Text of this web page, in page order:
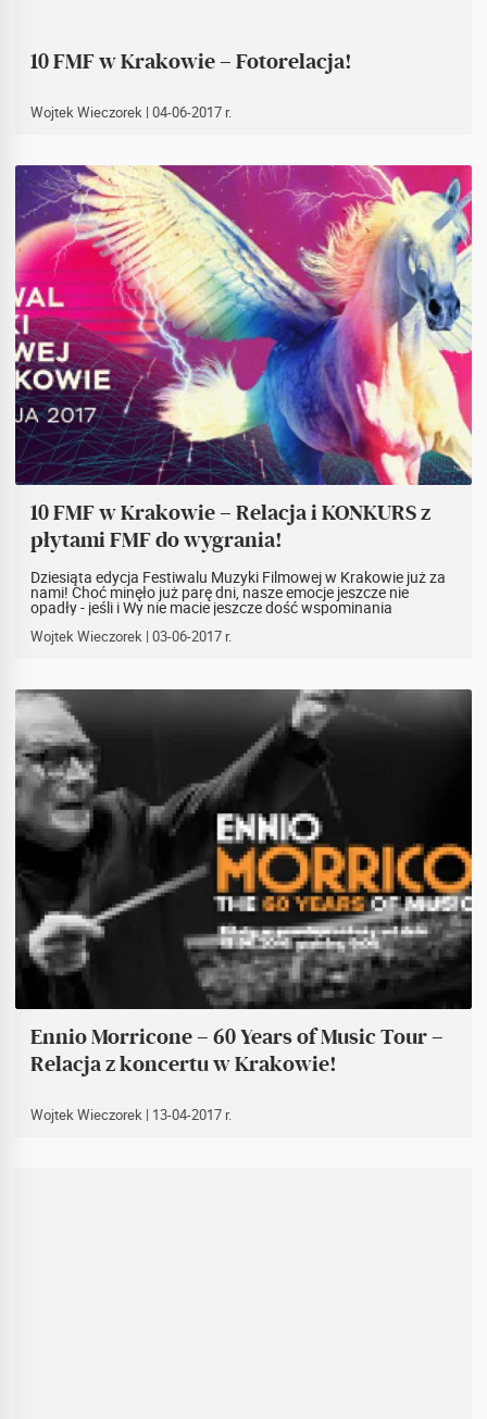
10 FMF w Krakowie – Fotorelacja!
Wojtek Wieczorek | 04-06-2017 r.
10 FMF w Krakowie – Relacja i KONKURS z
płytami FMF do wygrania!
Dziesiąta edycja Festiwalu Muzyki Filmowej w Krakowie już za
nami! Choć minęło już parę dni, nasze emocje jeszcze nie
opadły - jeśli i Wy nie macie jeszcze dość wspominania
uczestniczyć, zapraszamy do zapoznania się naszą relacją! A
rozwinięciu newsa!
Wojtek Wieczorek | 03-06-2017 r.
Ennio Morricone – 60 Years of Music Tour –
Relacja z koncertu w Krakowie!
Wojtek Wieczorek | 13-04-2017 r.